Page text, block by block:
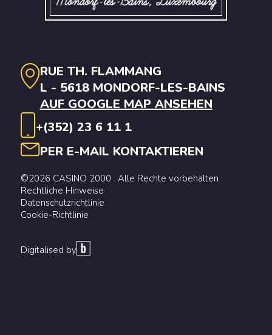
RUE TH. FLAMMANG
L - 5618 MONDORF-LES-BAINS
AUF GOOGLE MAP ANSEHEN
+(352) 23 6 11 1
PER E-MAIL KONTAKTIEREN
©2026 CASINO 2000 . Alle Rechte vorbehalten
Rechtliche Hinweise
Datenschutzrichtlinie
Cookie-Richtlinie
Digitalised by